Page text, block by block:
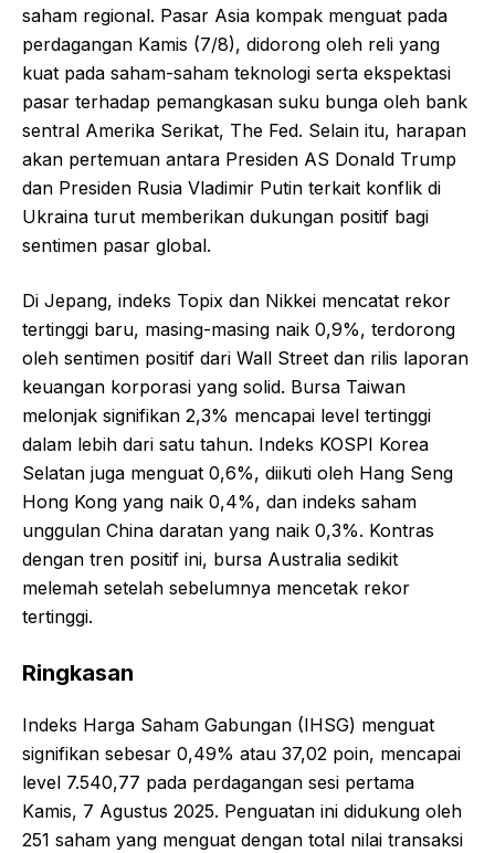
saham regional. Pasar Asia kompak menguat pada
perdagangan Kamis (7/8), didorong oleh reli yang
kuat pada saham-saham teknologi serta ekspektasi
pasar terhadap pemangkasan suku bunga oleh bank
sentral Amerika Serikat, The Fed. Selain itu, harapan
akan pertemuan antara Presiden AS Donald Trump
dan Presiden Rusia Vladimir Putin terkait konflik di
Ukraina turut memberikan dukungan positif bagi
sentimen pasar global.
Di Jepang, indeks Topix dan Nikkei mencatat rekor
tertinggi baru, masing-masing naik 0,9%, terdorong
oleh sentimen positif dari Wall Street dan rilis laporan
keuangan korporasi yang solid. Bursa Taiwan
melonjak signifikan 2,3% mencapai level tertinggi
dalam lebih dari satu tahun. Indeks KOSPI Korea
Selatan juga menguat 0,6%, diikuti oleh Hang Seng
Hong Kong yang naik 0,4%, dan indeks saham
unggulan China daratan yang naik 0,3%. Kontras
dengan tren positif ini, bursa Australia sedikit
melemah setelah sebelumnya mencetak rekor
tertinggi.
Ringkasan
Indeks Harga Saham Gabungan (IHSG) menguat
signifikan sebesar 0,49% atau 37,02 poin, mencapai
level 7.540,77 pada perdagangan sesi pertama
Kamis, 7 Agustus 2025. Penguatan ini didukung oleh
251 saham yang menguat dengan total nilai transaksi